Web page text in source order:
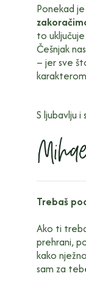
Ponekad
to
Češnjak
– jer sve
S ljubavlju i
Trebaš
Ako ti
prehrani,
kako
sam za